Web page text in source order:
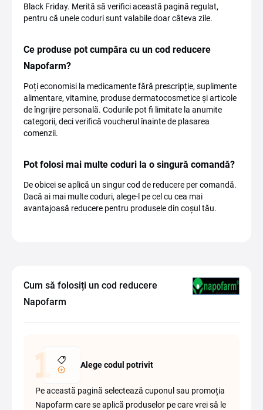
Black Friday. Merită să verifici această pagină regulat,
pentru că unele coduri sunt valabile doar câteva zile.
Ce produse pot cumpăra cu un cod reducere
Napofarm?
Poți economisi la medicamente fără prescripție, suplimente
alimentare, vitamine, produse dermatocosmetice și articole
de îngrijire personală. Codurile pot fi limitate la anumite
categorii, deci verifică voucherul înainte de plasarea
comenzii.
Pot folosi mai multe coduri la o singură comandă?
De obicei se aplică un singur cod de reducere per comandă.
Dacă ai mai multe coduri, alege-l pe cel cu cea mai
avantajoasă reducere pentru produsele din coșul tău.
Cum să folosiți un cod reducere
Napofarm
Alege codul potrivit
Pe această pagină selectează cuponul sau promoția
Napofarm care se aplică produselor pe care vrei să le